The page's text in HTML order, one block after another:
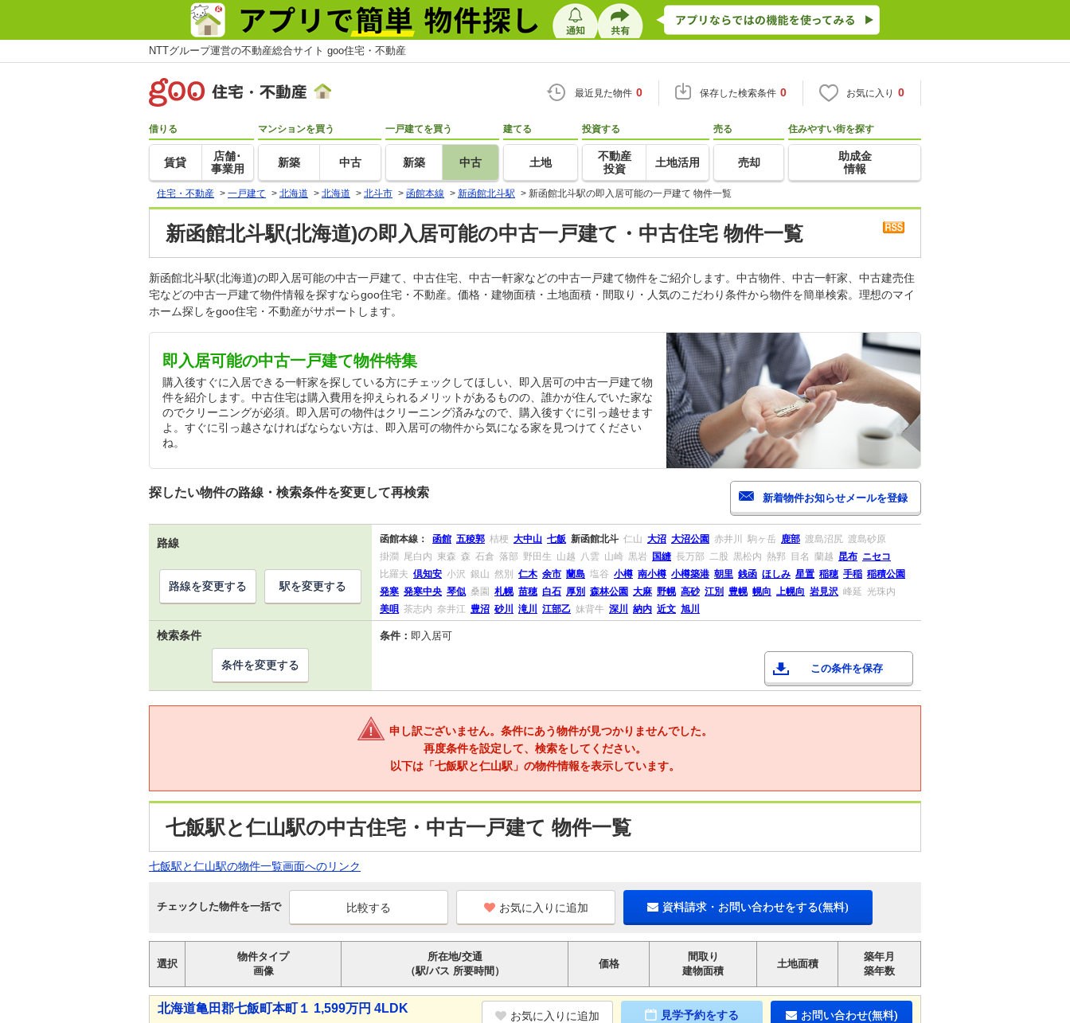
NTTグループ運営の不動産総合サイト goo住宅・不動産
最近見た物件 0 保存した検索条件 0 お気に入り 0
借りる
賃貸
店舗･
事業用
マンションを買う
新築 中古
一戸建てを買う
新築 中古
建てる
土地
投資する
不動産
投資
土地活用
売る
売却
住みやすい街を探す
助成金
情報
住宅・不動産 > 一戸建て > 北海道 > 北海道 > 北斗市 > 函館本線 > 新函館北斗駅 > 新函館北斗駅の即入居可能の一戸建て 物件一覧
新函館北斗駅(北海道)の即入居可能の中古一戸建て・中古住宅 物件一覧
新函館北斗駅(北海道)の即入居可能の中古一戸建て、中古住宅、中古一軒家などの中古一戸建て物件をご紹介します。中古物件、中古一軒家、中古建売住
宅などの中古一戸建て物件情報を探すならgoo住宅・不動産。価格・建物面積・土地面積・間取り・人気のこだわり条件から物件を簡単検索。理想のマイ
ホーム探しをgoo住宅・不動産がサポートします。
即入居可能の中古一戸建て物件特集
購入後すぐに入居できる一軒家を探している方にチェックしてほしい、即入居可の中古一戸建て物
件を紹介します。中古住宅は購入費用を抑えられるメリットがあるものの、誰かが住んでいた家な
のでクリーニングが必須。即入居可の物件はクリーニング済みなので、購入後すぐに引っ越せます
よ。すぐに引っ越さなければならない方は、即入居可の物件から気になる家を見つけてください
ね。
探したい物件の路線・検索条件を変更して再検索
路線 函館本線： 函館 五稜郭 桔梗 大中山 七飯 新函館北斗 仁山 大沼 大沼公園 赤井川 駒ヶ岳 鹿部 渡島沼尻 渡島砂原
掛澗
尾白内 東森 森 石倉 落部 野田生 山越 八雲 山崎 黒岩 国縫 長万部 二股 黒松内 熱郛 目名 蘭越 昆布 ニセコ
比羅夫 倶知安 小沢 銀山 然別 仁木 余市 蘭島 塩谷 小樽 南小樽 小樽築港 朝里 銭函 ほしみ 星置 稲穂 手稲 稲積公園
発寒 発寒中央 琴似 桑園 札幌 苗穂 白石 厚別 森林公園 大麻 野幌 高砂 江別 豊幌 幌向 上幌向 岩見沢 峰延 光珠内
美唄 茶志内 奈井江 豊沼 砂川 滝川 江部乙 妹背牛 深川 納内 近文 旭川
路線を変更する 駅を変更する
検索条件 条件： 即入居可
この条件を保存
条件を変更する
申し訳ございません。条件にあう物件が見つかりませんでした。
再度条件を設定して、検索をしてください。
以下は「七飯駅と仁山駅」の物件情報を表示しています。
七飯駅と仁山駅の中古住宅・中古一戸建て 物件一覧
七飯駅と仁山駅の物件一覧画面へのリンク
チェックした物件を一括で お気に入りに追加 資料請求・お問い合わせをする(無料)
選択
物件タイプ
画像
所在地/交通
（駅/バス 所要時間）
価格
間取り
建物面積
土地面積
築年月
築年数
北海道亀田郡七飯町本町１ 1,599万円 4LDK
お気に入りに追加 見学予約をする お問い合わせ(無料)